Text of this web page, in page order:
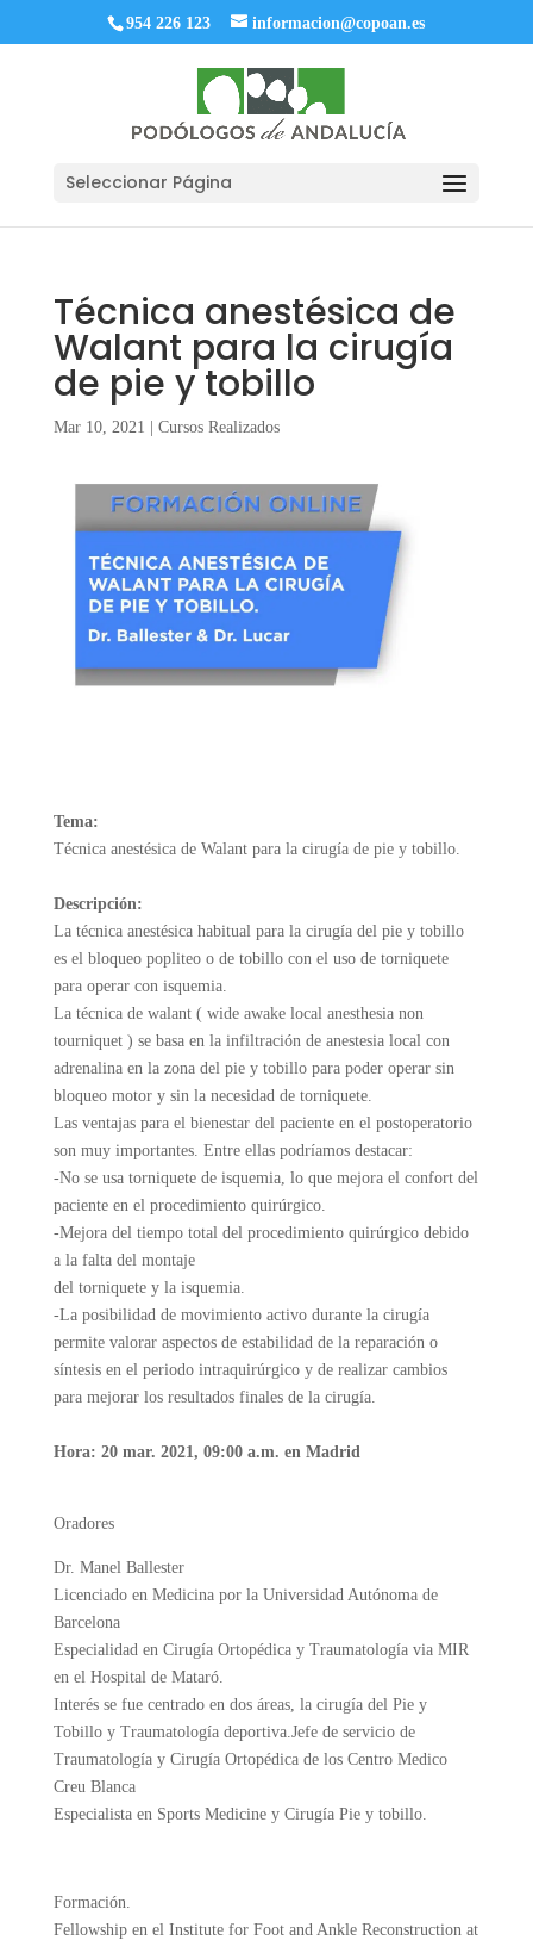
954 226 123 informacion@copoan.es
Seleccionar Página
Técnica anestésica de
Walant para la cirugía
de pie y tobillo
Mar 10, 2021 Cursos Realizados
Tema:
Técnica anestésica de Walant para la cirugía de pie y tobillo.
Descripción:
La técnica anestésica habitual para la cirugía del pie y tobillo
es el bloqueo popliteo o de tobillo con el uso de torniquete
para operar con isquemia.
La técnica de walant ( wide awake local anesthesia non
tourniquet ) se basa en la infiltración de anestesia local con
adrenalina en la zona del pie y tobillo para poder operar sin
bloqueo motor y sin la necesidad de torniquete.
Las ventajas para el bienestar del paciente en el postoperatorio
son muy importantes. Entre ellas podríamos destacar:
-No se usa torniquete de isquemia, lo que mejora el confort del
paciente en el procedimiento quirúrgico.
-Mejora del tiempo total del procedimiento quirúrgico debido
a la falta del montaje
del torniquete y la isquemia.
-La posibilidad de movimiento activo durante la cirugía
permite valorar aspectos de estabilidad de la reparación o
síntesis en el periodo intraquirúrgico y de realizar cambios
para mejorar los resultados finales de la cirugía.
Hora: 20 mar. 2021, 09:00 a.m. en Madrid
Oradores
Dr. Manel Ballester
Licenciado en Medicina por la Universidad Autónoma de
Barcelona
Especialidad en Cirugía Ortopédica y Traumatología via MIR
en el Hospital de Mataró.
Interés se fue centrado en dos áreas, la cirugía del Pie y
Tobillo y Traumatología deportiva.Jefe de servicio de
Traumatología y Cirugía Ortopédica de los Centro Medico
Creu Blanca
Especialista en Sports Medicine y Cirugía Pie y tobillo.
Formación.
Fellowship en el Institute for Foot and Ankle Reconstruction at